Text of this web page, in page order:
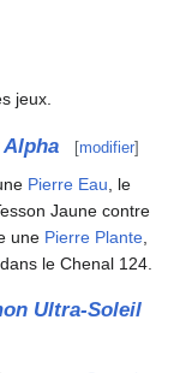
jeux.
[modifier]
Pierre Eau , le
Jaune contre
une Pierre Plante
le Chenal 124.
Ultra-Soleil